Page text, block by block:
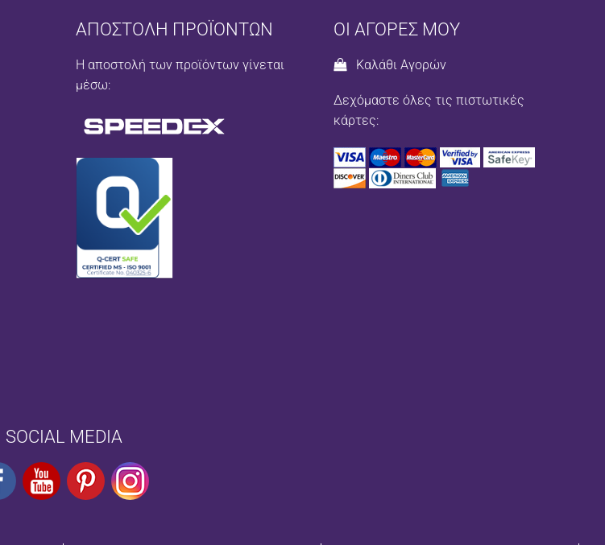
ΑΠΟΣΤΟΛΗ ΠΡΟΪΟΝΤΩΝ
Η αποστολή των προϊόντων γίνεται
μέσω:
ΟΙ ΑΓΟΡΕΣ ΜΟΥ
Καλάθι Αγορών
Δεχόμαστε όλες τις πιστωτικές
κάρτες:
SOCIAL MEDIA